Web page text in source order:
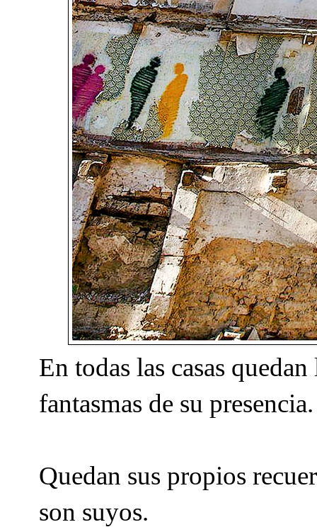
En todas las casas
fantasmas de su
Quedan sus propios
son suyos.